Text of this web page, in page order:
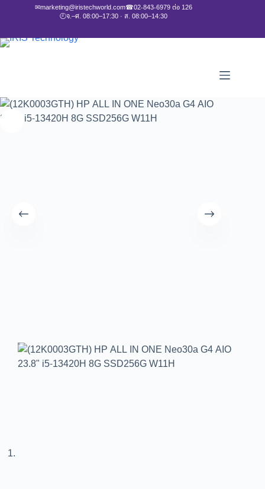
✉marketing@iristechworld.com☎02-843-6979 ต่อ 126
🕘จ.–ศ. 08:00–17:30 · ส. 08:00–14:30